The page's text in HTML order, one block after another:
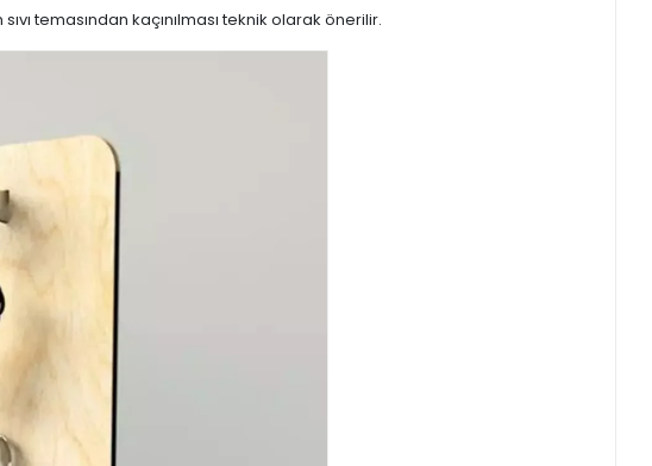
temasından kaçınılması teknik olarak önerilir.